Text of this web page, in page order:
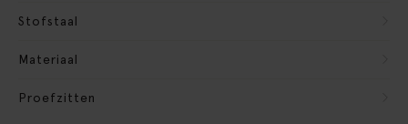
Stofstaal
Materiaal
Proefzitten